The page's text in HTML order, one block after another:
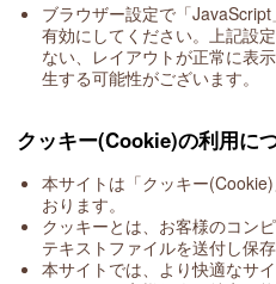
ブラウザー設定で「
有効にしてください。上記設
ない、レイアウトが正常に表
生する可能性がございます。
クッキー(Cookie)の利用に
本サイトは「クッキー
おります。
クッキーとは、お客様のコン
テキストファイルを送付し保
本サイトでは、より快適なサ